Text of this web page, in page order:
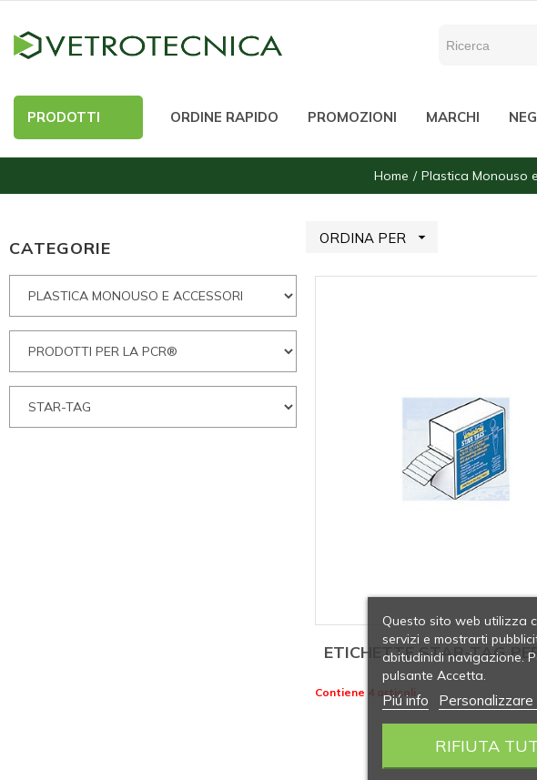
PRODOTTI ORDINE RAPIDO PROMOZIONI MARCHI
Home Plastica Monouso
CATEGORIE ORDINA PER 
ETICHETTE STAR-TAG
Contiene 4 articoli
Questo sito web utilizza
servizi e mostrarti
abitudinidi navigazione.
pulsante Accetta.
Piú info Personalizzare
RIFIUTA